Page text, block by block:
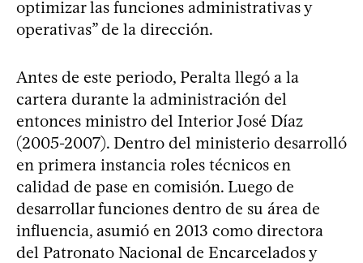
optimizar las funciones administrativas y
operativas” de la dirección.
Antes de este periodo, Peralta llegó a la
cartera durante la administración del
entonces ministro del Interior José Díaz
(2005-2007). Dentro del ministerio desarrolló
en primera instancia roles técnicos en
calidad de pase en comisión. Luego de
desarrollar funciones dentro de su área de
influencia, asumió en 2013 como directora
del Patronato Nacional de Encarcelados y